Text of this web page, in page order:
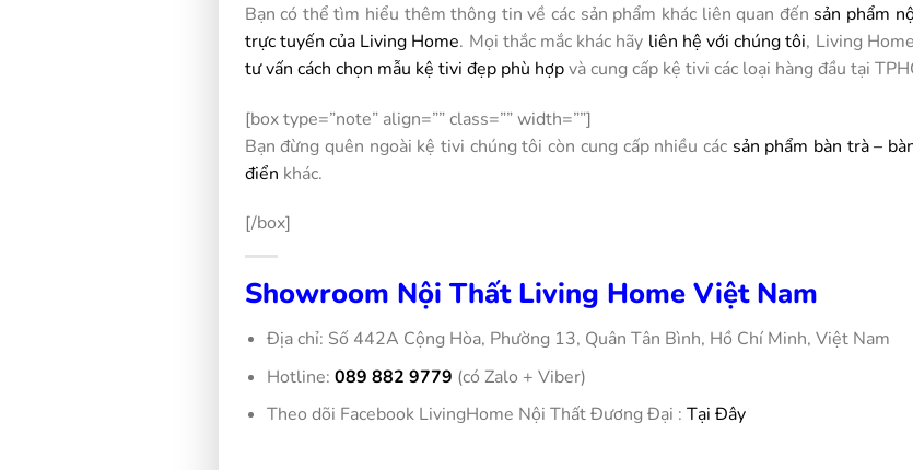
Bạn có thể tìm hiểu thêm thông tin về các sản phẩm khác liên quan đến sản phẩm
trực tuyến của Living Home. Mọi thắc mắc khác hãy liên hệ với chúng tôi, Living
tư vấn cách chọn mẫu kệ tivi đẹp phù hợpvà cung cấp kệ tivi các loại hàng đầu tại
[box type=”note” align=”” class=”” width=””]
Bạn đừng quên ngoài kệ tivi chúng tôi còn cung cấp nhiều các sản phẩm bàn trà –
điển khác.
[/box]
Showroom Nội Thất Living Home Việt Nam
Địa chỉ: Số 442A Cộng Hòa, Phường 13, Quân Tân Bình, Hồ Chí Minh, Việt Nam
Hotline:089 882 9779 (có Zalo + Viber)
Theo dõi Facebook LivingHome Nội Thất Đương Đại :Tại Đây